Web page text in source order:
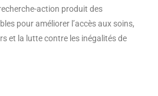
action produit des
pour améliorer l’accès aux soins,
et la lutte contre les inégalités de